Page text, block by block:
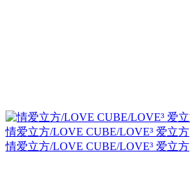
情爱立方/LOVE CUBE/LOVE³ 爱立方
情爱立方/LOVE CUBE/LOVE³ 爱立方